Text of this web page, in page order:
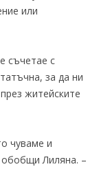
или
съчетае с
за да ни
житейските
чуваме и
Лиляна. –